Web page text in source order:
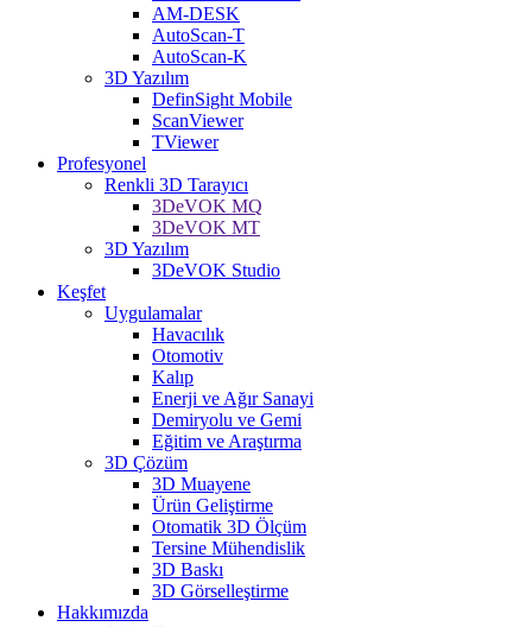
AM-DESK
AutoScan-T
AutoScan-K
3D Yazılım
DefinSight Mobile
ScanViewer
TViewer
Profesyonel
Renkli 3D Tarayıcı
3DeVOK MQ
3DeVOK MT
3D Yazılım
3DeVOK Studio
Keşfet
Uygulamalar
Havacılık
Otomotiv
Kalıp
Enerji ve Ağır Sanayi
Demiryolu ve Gemi
Eğitim ve Araştırma
3D Çözüm
3D Muayene
Ürün Geliştirme
Otomatik 3D Ölçüm
Tersine Mühendislik
3D Baskı
3D Görselleştirme
Hakkımızda